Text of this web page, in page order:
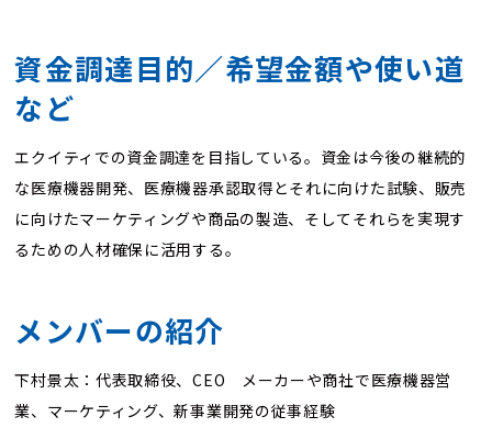
資金調達目的／希望金額や使い道
など
エクイティでの資金調達を目指している。資金は今後の継続的
な医療機器開発、医療機器承認取得とそれに向けた試験、販売
に向けたマーケティングや商品の製造、そしてそれらを実現す
るための人材確保に活用する。
メンバーの紹介
下村景太：代表取締役、CEO メーカーや商社で医療機器営
業、マーケティング、新事業開発の従事経験